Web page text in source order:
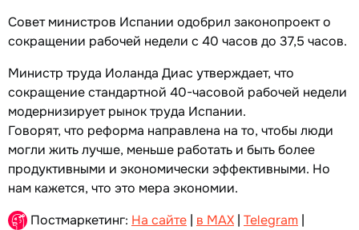
Совет министров Испании одобрил законопроект о
сокращении рабочей недели с 40 часов до 37,5 часов.
Министр труда Иоланда Диас утверждает, что
сокращение стандартной 40-часовой рабочей недели
модернизирует рынок труда Испании.
Говорят, что реформа направлена на то, чтобы люди
могли жить лучше, меньше работать и быть более
продуктивными и экономически эффективными. Но
нам кажется, что это мера экономии.
Постмаркетинг: На сайте | в MAX | Telegram |